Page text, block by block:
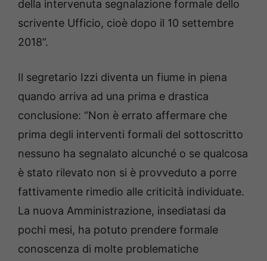
della intervenuta segnalazione formale dello
scrivente Ufficio, cioè dopo il 10 settembre
2018”.
Il segretario Izzi diventa un fiume in piena
quando arriva ad una prima e drastica
conclusione: “Non è errato affermare che
prima degli interventi formali del sottoscritto
nessuno ha segnalato alcunché o se qualcosa
è stato rilevato non si è provveduto a porre
fattivamente rimedio alle criticità individuate.
La nuova Amministrazione, insediatasi da
pochi mesi, ha potuto prendere formale
conoscenza di molte problematiche